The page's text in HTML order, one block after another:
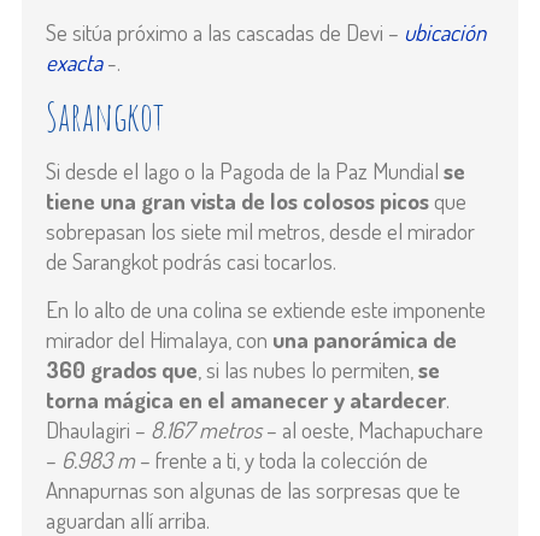
Se sitúa próximo a las cascadas de Devi – ubicación
exacta-.
Sarangkot
Si desde el lago o la Pagoda de la Paz Mundial se
tiene una gran vista de los colosos picosque
sobrepasan los siete mil metros, desde el mirador
de Sarangkot podrás casi tocarlos.
En lo alto de una colina se extiende este imponente
mirador del Himalaya, con una panorámica de
360 grados que , si las nubes lo permiten, se
torna mágica en el amanecer y atardecer.
Dhaulagiri – 8.167 metros– al oeste, Machapuchare
– 6.983 m – frente a ti, y toda la colección de
Annapurnas son algunas de las sorpresas que te
aguardan allí arriba.